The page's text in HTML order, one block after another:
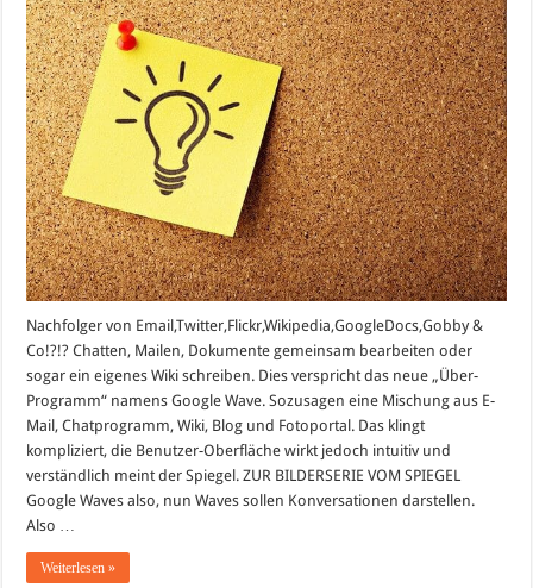
Nachfolger von Email,Twitter,Flickr,Wikipedia,GoogleDocs,Gobby &
Co!?!? Chatten, Mailen, Dokumente gemeinsam bearbeiten oder
sogar ein eigenes Wiki schreiben. Dies verspricht das neue „Über-
Programm“ namens Google Wave. Sozusagen eine Mischung aus E-
Mail, Chatprogramm, Wiki, Blog und Fotoportal. Das klingt
kompliziert, die Benutzer-Oberfläche wirkt jedoch intuitiv und
verständlich meint der Spiegel. ZUR BILDERSERIE VOM SPIEGEL
Google Waves also, nun Waves sollen Konversationen darstellen.
Also …
Weiterlesen »